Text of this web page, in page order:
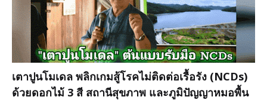
เตาปูนโมเดล พลิกเกมสู้โรคไม่ติดต่อเรื้อรัง (NCDs)
ด้วยดอกไม้ 3 สี สถานีสุขภาพ และภูมิปัญญาหมอพื้น